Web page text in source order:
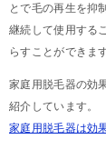
とで毛の再生を抑
継続して使用する
らすことができます
家庭用脱毛器の効
紹介しています。
家庭用脱毛器は効